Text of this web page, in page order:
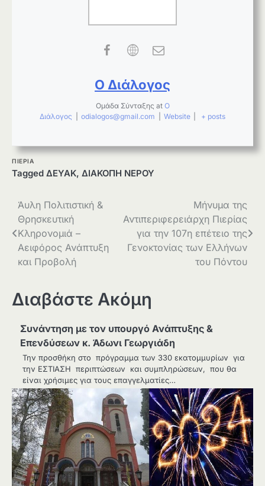
Ο Διάλογος
Ομάδα Σύνταξης at Ο
Διάλογος
odialogos@gmail.com Website + posts
ΠΙΕΡΙΑ
Tagged ΔΕΥΑΚ, ΔΙΑΚΟΠΗ ΝΕΡΟΥ
Πλοήγηση
άρθρων
Άυλη Πολιτιστική &
Θρησκευτική
Κληρονομιά –
Αειφόρος Ανάπτυξη
και Προβολή
Μήνυμα της
Αντιπεριφερειάρχη Πιερίας
για την 107η επέτειο της
Γενοκτονίας των Ελλήνων
του Πόντου
Διαβάστε Ακόμη
Συνάντηση με τον υπουργό Ανάπτυξης &
Επενδύσεων κ. Άδωνι Γεωργιάδη
Την προσθήκη στο πρόγραμμα των 330 εκατομμυρίων για
την ΕΣΤΙΑΣΗ περιπτώσεων και συμπληρώσεων, που θα
είναι χρήσιμες για τους επαγγελματίες…